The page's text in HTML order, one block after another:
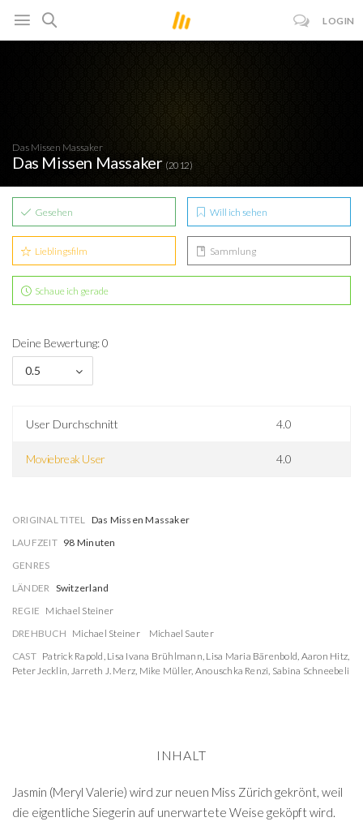
LOGIN
Das Missen Massaker
Das Missen Massaker (2012)
Gesehen Will ich sehen
Lieblingsfilm Sammlung
Schaue ich gerade
Deine Bewertung: 0
0.5
User Durchschnitt 4.0
Moviebreak User 4.0
ORIGINAL TITEL Das Missen Massaker
LAUFZEIT 98 Minuten
GENRES
LÄNDER Switzerland
REGIE Michael Steiner
DREHBUCH Michael Steiner
Michael Sauter
CAST Patrick Rapold, Lisa Ivana Brühlmann, Lisa Maria Bärenbold, Aaron Hitz,
Peter Jecklin, Jarreth J. Merz, Mike Müller, Anouschka Renzi, Sabina Schneebeli
INHALT
Jasmin (Meryl Valerie) wird zur neuen Miss Zürich gekrönt, weil
die eigentliche Siegerin auf unerwartete Weise geköpft wird.